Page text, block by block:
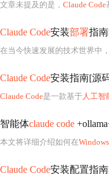
文章未提及的是， Claude Code
Claude Code安装部署指
在当今快速发展的技术世界中，
Claude Code安装指南[源
Claude Code是一款基于人工智
智能体claude code
本文将详细介绍如何在Windows
Claude Code安装配置指